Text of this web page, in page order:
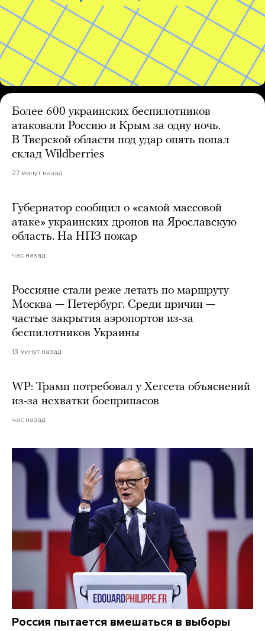
Более 600 украинских беспилотников
атаковали Россию и Крым за одну ночь.
В Тверской области под удар опять попал
склад Wildberries
27 минут назад
Губернатор сообщил о «самой массовой
атаке» украинских дронов на Ярославскую
область. На НПЗ пожар
час назад
Россияне стали реже летать по маршруту
Москва — Петербург. Среди причин —
частые закрытия аэропортов из-за
беспилотников Украины
13 минут назад
WP: Трамп потребовал у Хегсета объяснений
из-за нехватки боеприпасов
час назад
Россия пытается вмешаться в выборы